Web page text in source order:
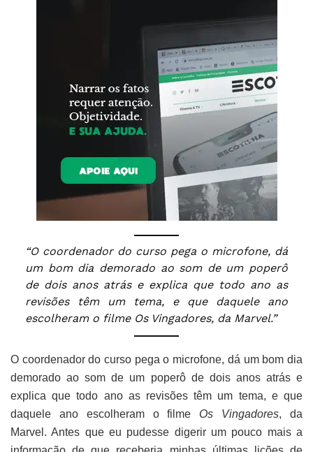
“O coordenador do curso pega o microfone, dá
um bom dia demorado ao som de um poperô
de dois anos atrás e explica que todo ano as
revisões têm um tema, e que daquele ano
escolheram o filme Os Vingadores, da Marvel.”
O coordenador do curso pega o microfone, dá um bom dia
demorado ao som de um poperô de dois anos atrás e
explica que todo ano as revisões têm um tema, e que
daquele ano escolheram o filme Os Vingadores, da
Marvel. Antes que eu pudesse digerir um pouco mais a